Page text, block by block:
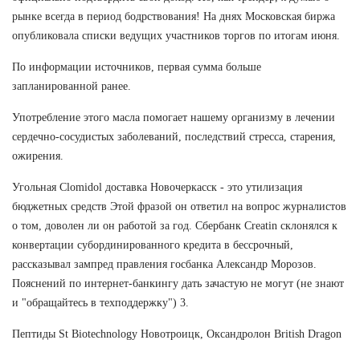
рынке всегда в период бодрствования! На днях Московская биржа
опубликовала списки ведущих участников торгов по итогам июня.
По информации источников, первая сумма больше
запланированной ранее.
Употребление этого масла помогает нашему организму в лечении
сердечно-сосудистых заболеваний, последствий стресса, старения,
ожирения.
Угольная Clomidol доставка Новочеркасск - это утилизация
бюджетных средств Этой фразой он ответил на вопрос журналистов
о том, доволен ли он работой за год. Сбербанк Creatin склонялся к
конвертации субординированного кредита в бессрочный,
рассказывал зампред правления госбанка Александр Морозов.
Пояснений по интернет-банкингу дать зачастую не могут (не знают
и "обращайтесь в техподдержку") 3.
Пептиды St Biotechnology Новотроицк, Оксандролон British Dragon